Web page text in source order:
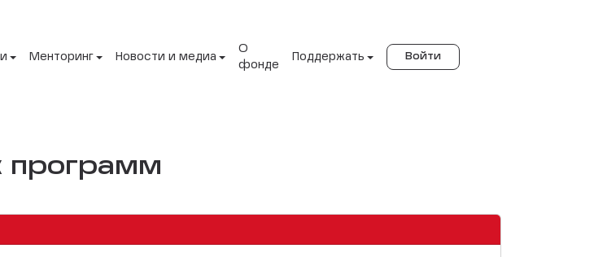
Менторинг Новости и медиа
О
фонде
Поддержать Войти
программ